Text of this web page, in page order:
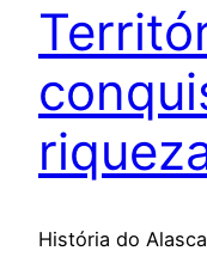
História do Alasca